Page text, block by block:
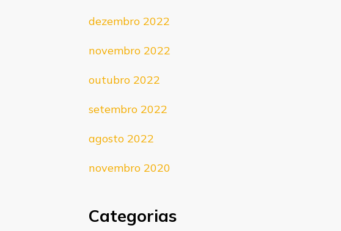
dezembro 2022
novembro 2022
outubro 2022
setembro 2022
agosto 2022
novembro 2020
Categorias